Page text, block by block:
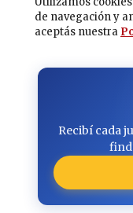
Recibí cada